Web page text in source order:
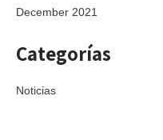
December 2021
Categorías
Noticias